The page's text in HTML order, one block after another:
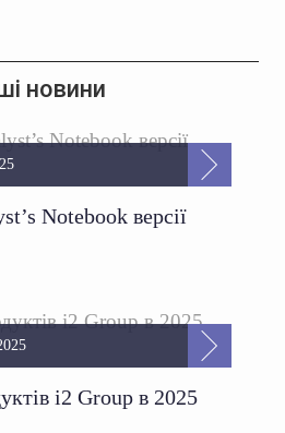
новини
Notebook версії
i2 Group в 2025